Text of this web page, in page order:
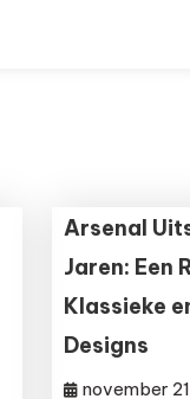
Arsenal
Jaren: Een
Klassieke
Designs
november